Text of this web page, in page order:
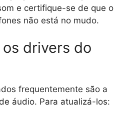
e certifique-se de que o
não está no mudo.
drivers do
frequentemente são a
áudio. Para atualizá-los: